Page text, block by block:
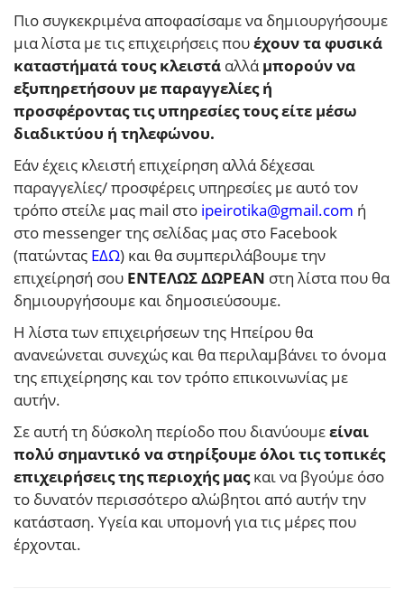
Πιο συγκεκριμένα αποφασίσαμε να δημιουργήσουμε
μια λίστα με τις επιχειρήσεις πουέχουν τα φυσικά
καταστήματά τους κλειστά αλλάμπορούν να
εξυπηρετήσουν με παραγγελίες ή
προσφέροντας τις υπηρεσίες τους είτε μέσω
διαδικτύου ή τηλεφώνου.
Εάν έχεις κλειστή επιχείρηση αλλά δέχεσαι
παραγγελίες/ προσφέρεις υπηρεσίες με αυτό τον
τρόπο στείλε μας mail στο ipeirotika@gmail.com ή
στο messenger της σελίδας μας στο Facebook
(πατώντας ΕΔΩ) και θα συμπεριλάβουμε την
επιχείρησή σου ΕΝΤΕΛΩΣ ΔΩΡΕΑΝ στη λίστα που θα
δημιουργήσουμε και δημοσιεύσουμε.
Η λίστα των επιχειρήσεων της Ηπείρου θα
ανανεώνεται συνεχώς και θα περιλαμβάνει το όνομα
της επιχείρησης και τον τρόπο επικοινωνίας με
αυτήν.
Σε αυτή τη δύσκολη περίοδο που διανύουμεείναι
πολύ σημαντικό να στηρίξουμε όλοι τις τοπικές
επιχειρήσεις της περιοχής μαςκαι να βγούμε όσο
το δυνατόν περισσότερο αλώβητοι από αυτήν την
κατάσταση. Υγεία και υπομονή για τις μέρες που
έρχονται.